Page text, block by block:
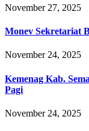
November 27, 2025
Monev Sekretariat
November 24, 2025
Kemenag Kab.
Pagi
November 24, 2025